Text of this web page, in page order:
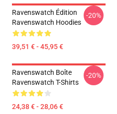
Ravenswatch Édition
Ravenswatch Hoodies
39,51 € - 45,95 €
-20%
Ravenswatch Boîte
Ravenswatch T-Shirts
24,38 € - 28,06 €
-20%